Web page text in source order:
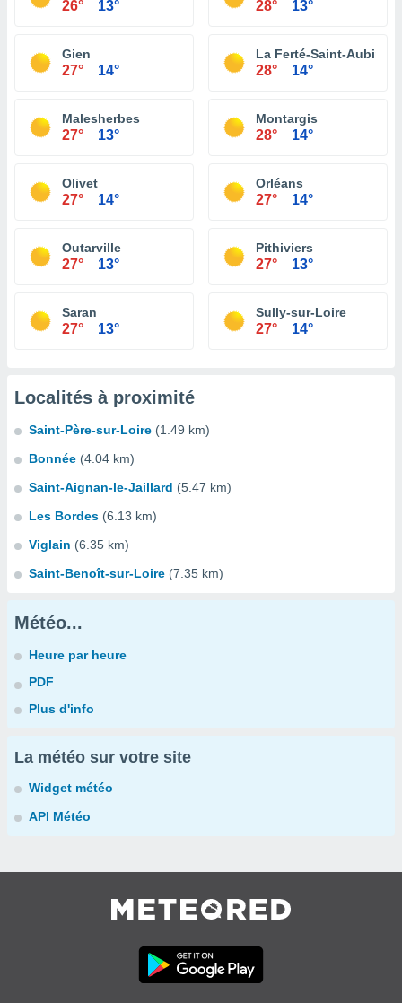
26° 13° 28° 13°
Gien
27° 14°
La Ferté-Saint-Aubin
28° 14°
Malesherbes
27° 13°
Montargis
28° 14°
Olivet
27° 14°
Orléans
27° 14°
Outarville
27° 13°
Pithiviers
27° 13°
Saran
27° 13°
Sully-sur-Loire
27° 14°
Localités à proximité
Saint-Père-sur-Loire (1.49 km)
Bonnée (4.04 km)
Saint-Aignan-le-Jaillard (5.47 km)
Les Bordes (6.13 km)
Viglain (6.35 km)
Saint-Benoît-sur-Loire (7.35 km)
Météo...
Heure par heure
PDF
Plus d'info
La météo sur votre site
Widget météo
API Météo